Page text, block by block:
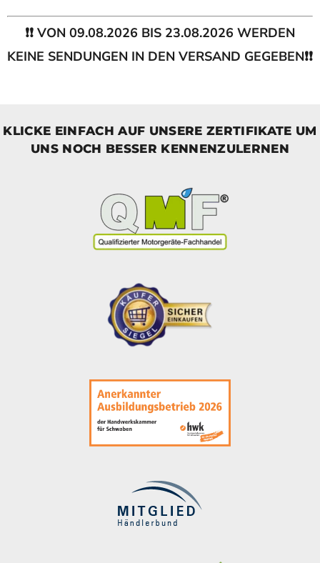
❗❗ VON 09.08.2026 BIS 23.08.2026 WERDEN
KEINE SENDUNGEN IN DEN VERSAND GEGEBEN❗❗
KLICKE EINFACH AUF UNSERE ZERTIFIKATE UM
UNS NOCH BESSER KENNENZULERNEN